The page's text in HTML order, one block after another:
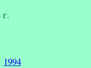
г.
1994